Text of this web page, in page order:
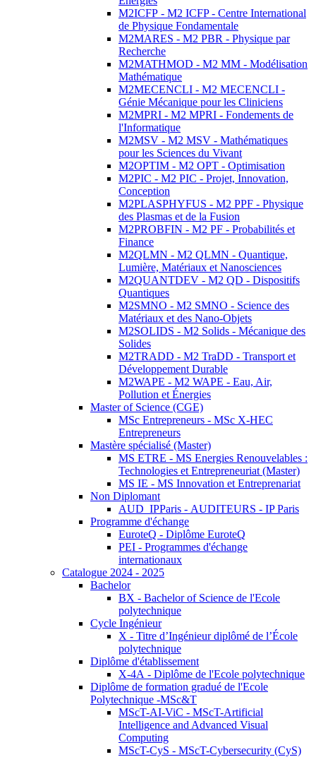
M2ICFP - M2 ICFP - Centre International
de Physique Fondamentale
M2MARES - M2 PBR - Physique par
Recherche
M2MATHMOD - M2 MM - Modélisation
Mathématique
M2MECENCLI - M2 MECENCLI -
Génie Mécanique pour les Cliniciens
M2MPRI - M2 MPRI - Fondements de
l'Informatique
M2MSV - M2 MSV - Mathématiques
pour les Sciences du Vivant
M2OPTIM - M2 OPT - Optimisation
M2PIC - M2 PIC - Projet, Innovation,
Conception
M2PLASPHYFUS - M2 PPF - Physique
des Plasmas et de la Fusion
M2PROBFIN - M2 PF - Probabilités et
Finance
M2QLMN - M2 QLMN - Quantique,
Lumière, Matériaux et Nanosciences
M2QUANTDEV - M2 QD - Dispositifs
Quantiques
M2SMNO - M2 SMNO - Science des
Matériaux et des Nano-Objets
M2SOLIDS - M2 Solids - Mécanique des
Solides
M2TRADD - M2 TraDD - Transport et
Développement Durable
M2WAPE - M2 WAPE - Eau, Air,
Pollution et Énergies
Master of Science (CGE)
MSc Entrepreneurs - MSc X-HEC
Entrepreneurs
Mastère spécialisé (Master)
MS ETRE - MS Energies Renouvelables :
Technologies et Entrepreneuriat (Master)
MS IE - MS Innovation et Entreprenariat
Non Diplomant
AUD_IPParis - AUDITEURS - IP Paris
Programme d'échange
EuroteQ - Diplôme EuroteQ
PEI - Programmes d'échange
internationaux
Catalogue 2024 - 2025
Bachelor
BX - Bachelor of Science de l'Ecole
polytechnique
Cycle Ingénieur
X - Titre d’Ingénieur diplômé de l’École
polytechnique
Diplôme d'établissement
X-4A - Diplôme de l'Ecole polytechnique
Diplôme de formation gradué de l'Ecole
Polytechnique -MSc&T
MScT-AI-ViC - MScT-Artificial
Intelligence and Advanced Visual
Computing
MScT-CyS - MScT-Cybersecurity (CyS)